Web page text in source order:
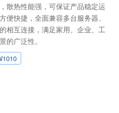
散热性能强，可保证产品稳定运
便快捷，全面兼容多台服务器、
相互连接，满足家用、企业、工
的广泛性。